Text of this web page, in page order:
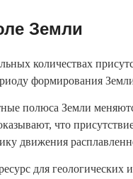
Земли
количествах
формирования
полюса Земли
что
движения
для